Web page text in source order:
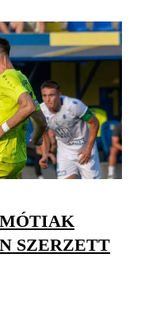
SZERZETT